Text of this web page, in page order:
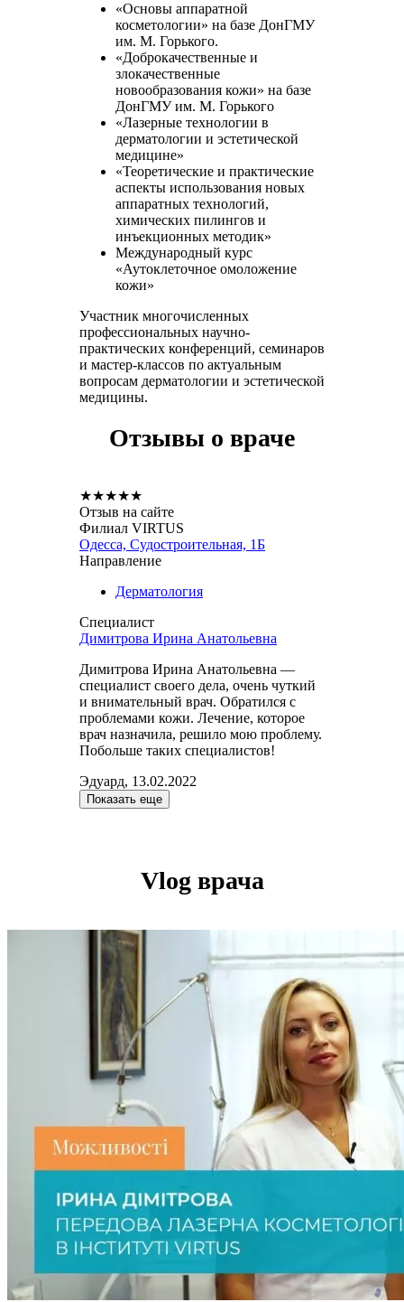
«Основы аппаратной
косметологии» на базе ДонГМУ
им. М. Горького.
«Доброкачественные и
злокачественные
новообразования кожи» на базе
ДонГМУ им. М. Горького
«Лазерные технологии в
дерматологии и эстетической
медицине»
«Теоретические и практические
аспекты использования новых
аппаратных технологий,
химических пилингов и
инъекционных методик»
Международный курс
«Аутоклеточное омоложение
кожи»
Участник многочисленных
профессиональных научно-
практических конференций, семинаров
и мастер-классов по актуальным
вопросам дерматологии и эстетической
медицины.
Отзывы о враче
★★★★★
Отзыв на сайте
Филиал VIRTUS
Одесса, Судостроительная, 1Б
Направление
Дерматология
Специалист
Димитрова Ирина Анатольевна
Димитрова Ирина Анатольевна —
специалист своего дела, очень чуткий
и внимательный врач. Обратился с
проблемами кожи. Лечение, которое
врач назначила, решило мою проблему.
Побольше таких специалистов!
Эдуард, 13.02.2022
Показать еще
Vlog врача